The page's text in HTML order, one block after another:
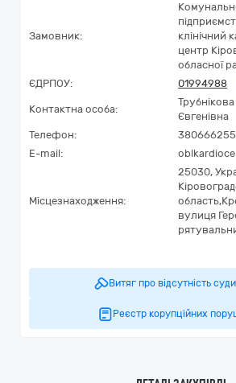
Замовник:
клінічний
центр
обласної
ЄДРПОУ:
01994988
Контактна особа:
Євгенівна
Телефон:
E-mail:
Місцезнаходження:
25030,
область,
вулиця
Витяг про відсутність
Реєстр корупційних